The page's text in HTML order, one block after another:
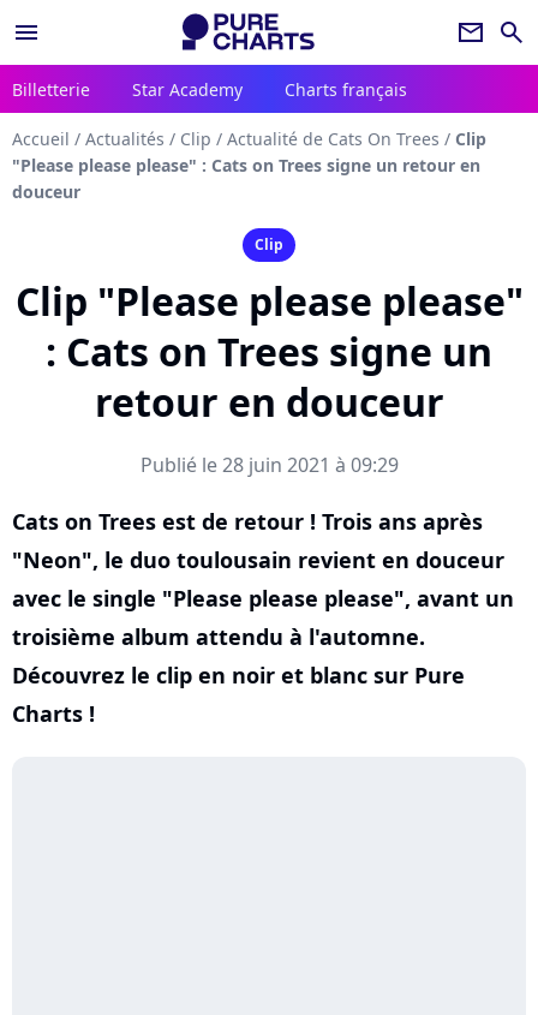
menu newsletter search
Billetterie Star Academy Charts français
Accueil / Actualités / Clip / Actualité de Cats On Trees / Clip
"Please please please" : Cats on Trees signe un retour en
douceur
Clip
Clip "Please please please"
: Cats on Trees signe un
retour en douceur
Publié le 28 juin 2021 à 09:29
Cats on Trees est de retour ! Trois ans après
"Neon", le duo toulousain revient en douceur
avec le single "Please please please", avant un
troisième album attendu à l'automne.
Découvrez le clip en noir et blanc sur Pure
Charts !